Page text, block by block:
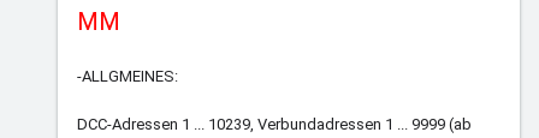
MM
-ALLGMEINES:
DCC-Adressen 1 ... 10239, Verbundadressen 1 ... 9999 (ab